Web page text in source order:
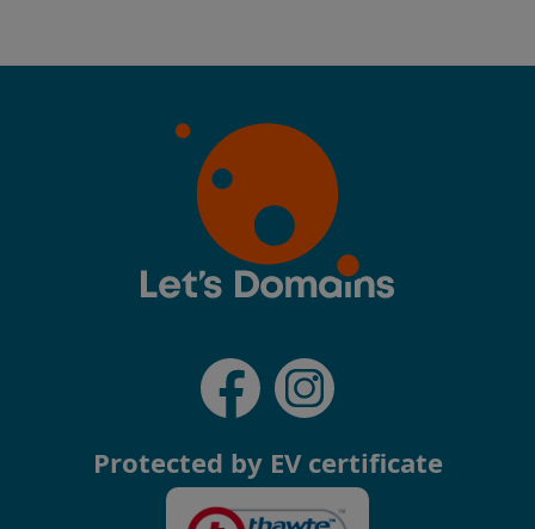
Protected by EV certificate